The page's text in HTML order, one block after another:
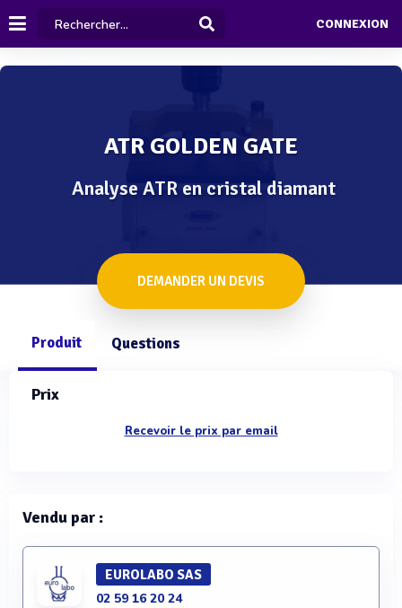
CONNEXION
ATR GOLDEN GATE
Analyse ATR en cristal diamant
DEMANDER UN DEVIS
Produit Questions
Prix
Recevoir le prix par email
Vendu par :
EUROLABO SAS
02 59 16 20 24